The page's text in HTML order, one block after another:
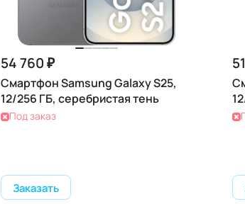
54 760 ₽
Смартфон Samsung Galaxy S25,
12/256 ГБ, серебристая тень
Под заказ
Заказать